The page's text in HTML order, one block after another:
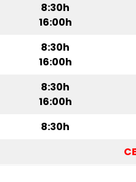
8:30h
16:00h
8:30h
16:00h
8:30h
16:00h
8:30h